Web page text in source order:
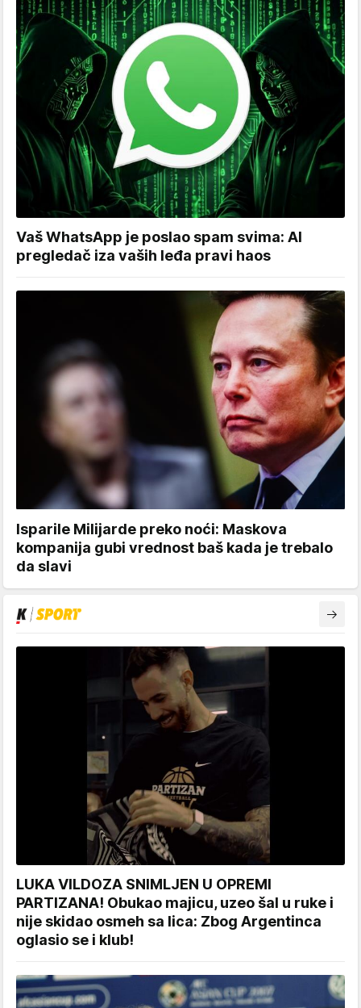
Vaš WhatsApp je poslao spam svima: AI
pregledač iza vaših leđa pravi haos
Isparile Milijarde preko noći: Maskova
kompanija gubi vrednost baš kada je trebalo
da slavi
LUKA VILDOZA SNIMLJEN U OPREMI
PARTIZANA! Obukao majicu, uzeo šal u ruke i
nije skidao osmeh sa lica: Zbog Argentinca
oglasio se i klub!